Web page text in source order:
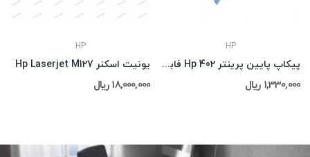
HP
یونیت اسکنر Hp Laserjet M127
18,000,000 ریال
HP
پیکاپ پایین پرینتر Hp 402 فابریک
1,330,000 ریال